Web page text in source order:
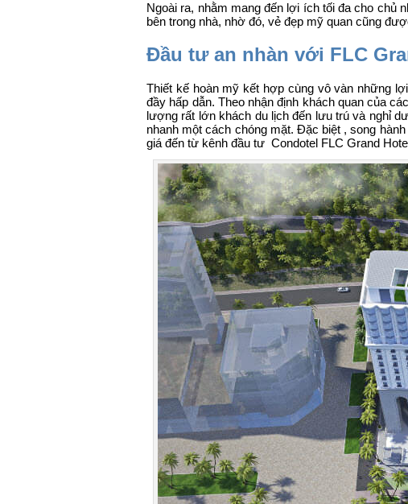
Ngoài ra, nhằm mang đến lợi ích tối đa cho chủ
bên trong nhà, nhờ đó, vẻ đẹp mỹ quan cũng
Đầu tư an nhàn với FLC
Thiết kế hoàn mỹ kết hợp cùng vô vàn những
đầy hấp dẫn. Theo nhận định khách quan của
lượng rất lớn khách du lịch đến lưu trú và nghỉ
nhanh một cách chóng mặt. Đặc biệt , song
giá đến từ kênh đầu tư Condotel FLC Grand